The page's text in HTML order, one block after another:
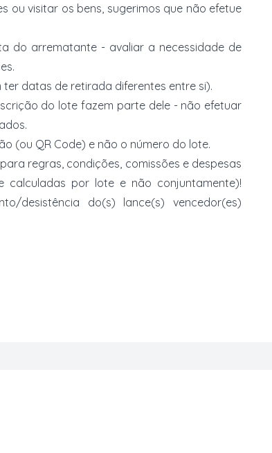
ou visitar os bens, sugerimos que não efetue
do arrematante - avaliar a necessidade de
datas de retirada diferentes entre si).
do lote fazem parte dele - não efetuar
(ou QR Code) e não o número do lote.
regras, condições, comissões e despesas
calculadas por lote e não conjuntamente)!
desistência do(s) lance(s) vencedor(es)